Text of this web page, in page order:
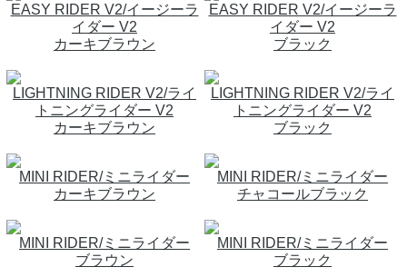
EASY RIDER V2/イージーラ
イダー V2
カーキブラウン
EASY RIDER V2/イージーラ
イダー V2
ブラック
LIGHTNING RIDER V2/ライ
トニングライダー V2
カーキブラウン
LIGHTNING RIDER V2/ライ
トニングライダー V2
ブラック
MINI RIDER/ミニライダー
カーキブラウン
MINI RIDER/ミニライダー
チャコールブラック
MINI RIDER/ミニライダー
ブラウン
MINI RIDER/ミニライダー
ブラック